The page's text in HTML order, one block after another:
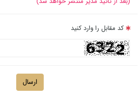
کد مقابل را وارد کنید
ارسال